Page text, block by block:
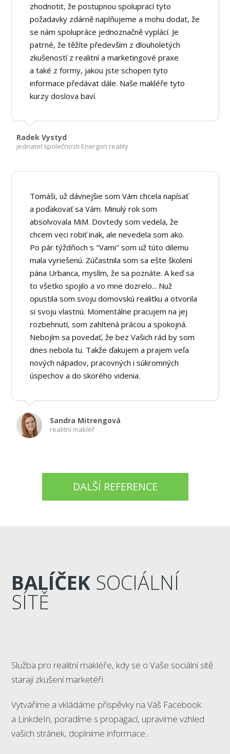
zhodnotit, že postupnou spoluprací tyto
požadavky zdárně naplňujeme a mohu dodat, že
se nám spolupráce jednoznačně vyplácí. Je
patrné, že těžíte především z dlouholetých
zkušeností z realitní a marketingové praxe
a také z formy, jakou jste schopen tyto
informace předávat dále. Naše makléře tyto
kurzy doslova baví.
Radek Vystyd
jednatel společnosti Energon reality
Tomáši, už dávnejšie som Vám chcela napísať
a poďakovať sa Vám. Minulý rok som
absolvovala MiM. Dovtedy som vedela, že
chcem veci robiť inak, ale nevedela som ako.
Po pár týždňoch s "Vami" som už túto dilemu
mala vyriešenú. Zúčastnila som sa ešte školení
pána Urbanca, myslím, že sa poznáte. A keď sa
to všetko spojilo a vo mne dozrelo... Nuž
opustila som svoju domovskú realitku a otvorila
si svoju vlastnú. Momentálne pracujem na jej
rozbehnutí, som zahltená prácou a spokojná.
Nebojím sa povedať, že bez Vašich rád by som
dnes nebola tu. Takže ďakujem a prajem veľa
nových nápadov, pracovných i súkromných
úspechov a do skorého videnia.
Sandra Mitrengová
realitní makléř
DALŠÍ REFERENCE
BALÍČEK SOCIÁLNÍ
SÍTĚ
Služba pro realitní makléře, kdy se o Vaše sociální sítě
starají zkušení marketéři.
Vytváříme a vkládáme příspěvky na Váš Facebook
a LinkdeIn, poradíme s propagací, upravíme vzhled
vašich stránek, doplníme informace...